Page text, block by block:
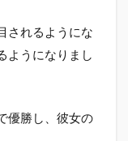
されるようにな
ようになりまし
優勝し、彼女の